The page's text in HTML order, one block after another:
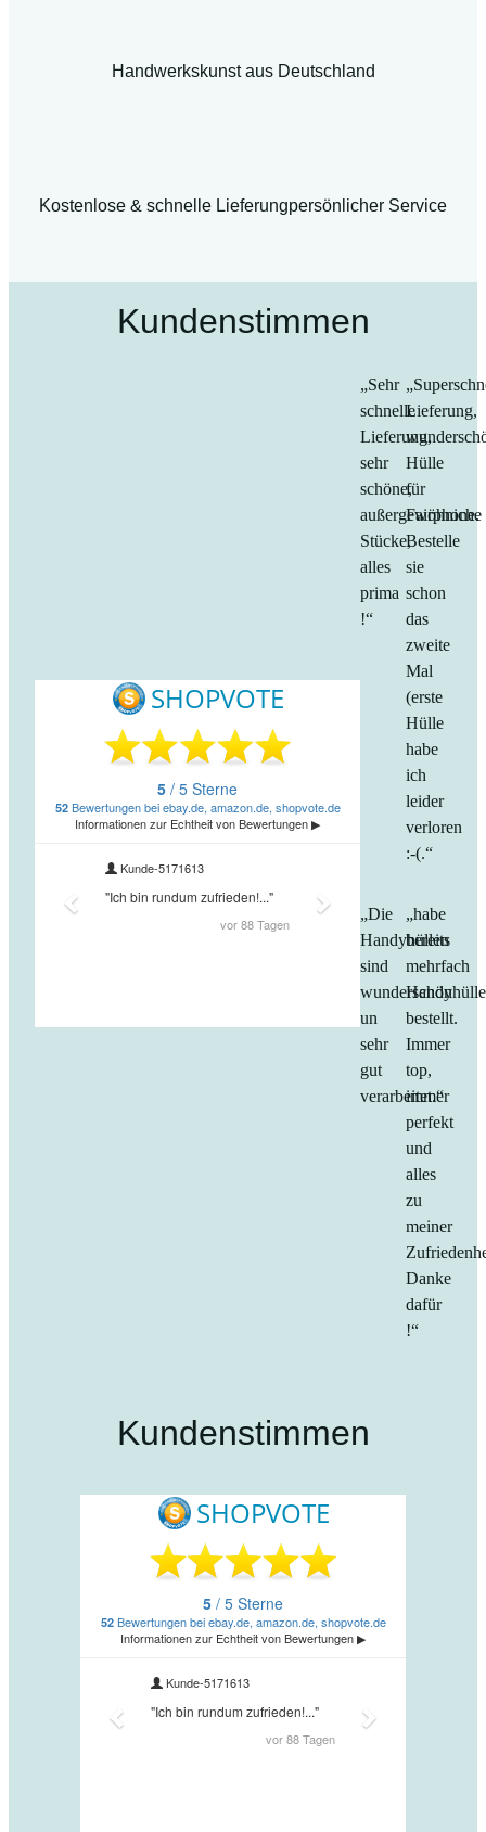
Handwerkskunst aus Deutschland
Kostenlose & schnelle Lieferungpersönlicher Service
Kundenstimmen
„Sehr
schnelle
Lieferung,
sehr
schöne,
außergewöhniche
Stücke,
alles
prima
!“
Lieferung,
Hülle
für
Fairphone.
Bestelle
sie
schon
das
zweite
Mal
(erste
Hülle
habe
ich
leider
verloren
:-(.“
„Die
Handyhüllen
sind
wunderschön
un
sehr
gut
verarbeitet.“
„habe
bereits
mehrfach
bestellt.
Immer
top,
immer
perfekt
und
alles
zu
meiner
Danke
dafür
!“
Kundenstimmen